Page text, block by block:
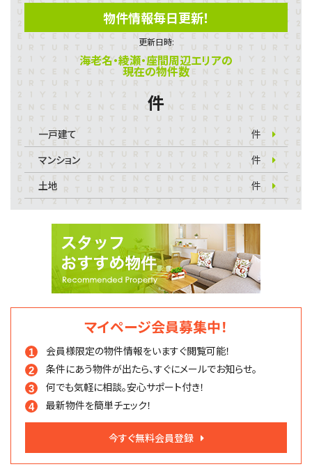
物件情報毎日更新！
更新日時:
海老名・綾瀬・座間周辺エリアの
現在の物件数
件
一戸建て
件
マンション
件
土地
件
マイページ会員募集中！
会員様限定の物件情報をいますぐ閲覧可能！
条件にあう物件が出たら、すぐにメールでお知らせ。
何でも気軽に相談。安心サポート付き！
最新物件を簡単チェック！
今すぐ無料会員登録